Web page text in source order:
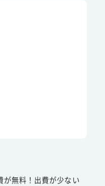
が無料！出費が少ない